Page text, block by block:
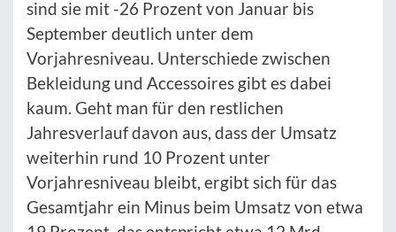
sind sie mit -26 Prozent von Januar bis
September deutlich unter dem
Vorjahresniveau. Unterschiede zwischen
Bekleidung und Accessoires gibt es dabei
kaum. Geht man für den restlichen
Jahresverlauf davon aus, dass der Umsatz
weiterhin rund 10 Prozent unter
Vorjahresniveau bleibt, ergibt sich für das
Gesamtjahr ein Minus beim Umsatz von etwa